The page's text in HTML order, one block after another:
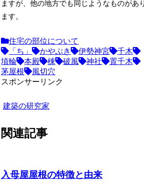
ますが、他の地方でも同じようなものがあ
ます。
住宅の部位について
「ち」
かやぶき 伊勢神宮
千木
埴輪
本殿 棟 破風 神社
置千木
茅屋根
風切穴
スポンサーリンク
建築の研究家
関連記事
入母屋屋根の特徴と由来